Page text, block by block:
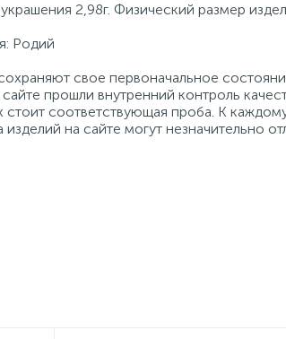
2,98г. Физический размер
Родий
свое первоначальное
прошли внутренний контроль
стоит соответствующая проба. К
на сайте могут незначительно